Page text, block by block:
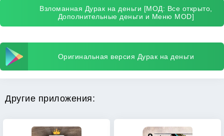
Взломанная Дурак на деньги [МОД: Все открыто,
Дополнительные деньги и Меню MOD]
Оригинальная версия Дурак на деньги
Другие приложения: